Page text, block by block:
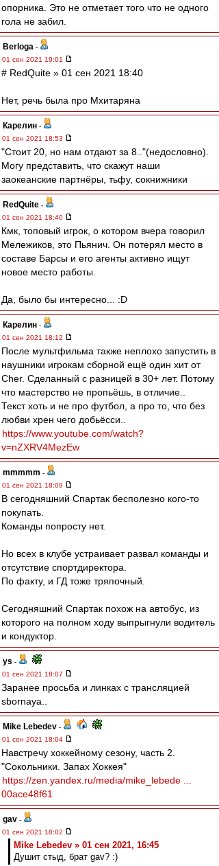
опорника. Это не отметает того что не одного
гола не забил.
Berloga -
01 сен 2021 19:01
# RedQuite » 01 сен 2021 18:40
Нет, речь была про Мхитаряна
Карелин -
01 сен 2021 18:53
"Стоит 20, но нам отдают за 8.."(недословно).
Могу представить, что скажут наши
заокеанские партнёры, тьфу, сокнижники
RedQuite -
01 сен 2021 18:40
Кмк, топовый игрок, о котором вчера говорил
Мележиков, это Пьянич. Он потерял место в
составе Барсы и его агенты активно ищут
новое место работы.
Да, было бы интересно... :D
Карелин -
01 сен 2021 18:12
После мультфильма также неплохо запустить в
наушники игрокам сборной ещё один хит от
Cher. Сделанный с разницей в 30+ лет. Потому
что мастерство не пропьёшь, в отличие..
Текст хоть и не про футбол, а про то, что без
любви хрен чего добьёсси..
https://www.youtube.com/watch?
v=nZXRV4MezEw
mmmmm -
01 сен 2021 18:09
В сегодняшний Спартак бесполезно кого-то
покупать.
Команды попросту нет.
Но всех в клубе устраивает развал команды и
отсутствие спортдиректора.
По факту, и ГД тоже тряпочный.
Сегодняшний Спартак похож на автобус, из
которого на полном ходу выпрыгнули водитель
и кондуктор.
ys -
01 сен 2021 18:07
Заранее просьба и линках с трансляцией
sbornaya..
Mike Lebedev -
01 сен 2021 18:04
Навстречу хоккейному сезону, часть 2.
"Сокольники. Запах Хоккея"
https://zen.yandex.ru/media/mike_lebede ...
00ace48f61
gav -
01 сен 2021 18:02
Mike Lebedev » 01 сен 2021, 16:45
Душит стыд, брат gav? :)